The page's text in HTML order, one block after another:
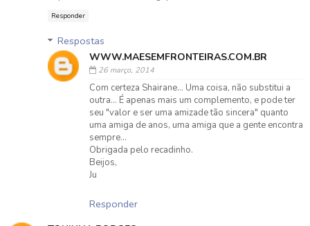
Responder
Respostas
WWW.MAESEMFRONTEIRAS.COM.BR
26 março, 2014
Com certeza Shairane... Uma coisa, não substitui a
outra... É apenas mais um complemento, e pode ter
seu "valor e ser uma amizade tão sincera" quanto
uma amiga de anos, uma amiga que a gente encontra
sempre...
Obrigada pelo recadinho.
Beijos,
Ju
Responder